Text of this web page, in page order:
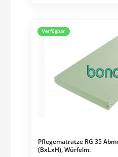
Verfügbar
Pflegematratze RG 35
(BxLxH), Würfelm.